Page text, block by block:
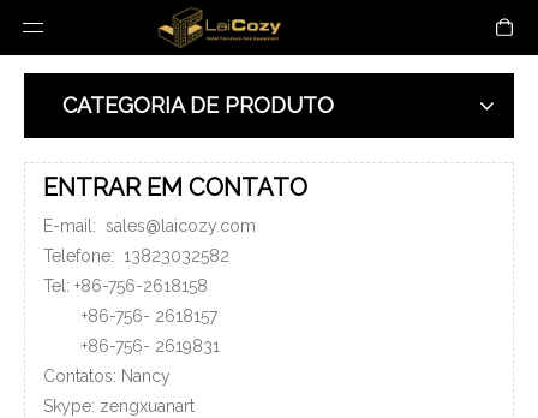
CATEGORIA DE PRODUTO
ENTRAR EM CONTATO
E-mail: sales@laicozy.com
Telefone: 13823032582
Tel: +86-756-2618158
+86-756- 2618157
+86-756- 2619831
Contatos: Nancy
Skype: zengxuanart